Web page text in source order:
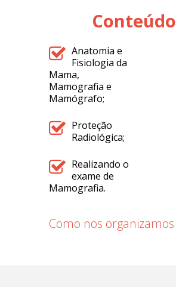
Conteúdo
Anatomia e
Fisiologia da
Mama,
Mamografia e
Mamógrafo;
Proteção
Radiológica;
Realizando o
exame de
Mamografia.
Como nos organizamos